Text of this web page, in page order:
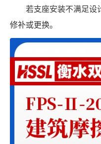
若支座安装不满足设
修补或更换。